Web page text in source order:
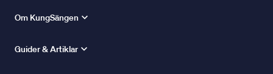
Om KungSängen
Guider & Artiklar